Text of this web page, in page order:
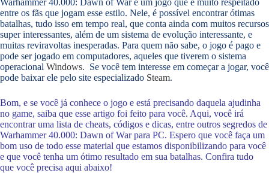
entre os fãs que jogam esse estilo. Nele, é possível encontrar ótimas
batalhas, tudo isso em tempo real, que conta ainda com muitos recursos
super interessantes, além de um sistema de evolução interessante, e
muitas reviravoltas inesperadas. Para quem não sabe, o jogo é pago e
pode ser jogado em computadores, aqueles que tiverem o sistema
operacional Windows. Se você tem interesse em começar a jogar, você
pode baixar ele pelo site especializado Steam.
Bom, e se você já conhece o jogo e está precisando daquela ajudinha
no game, saiba que esse artigo foi feito para você. Aqui, você irá
encontrar uma lista de cheats, códigos e dicas, entre outros segredos de
Warhammer 40.000: Dawn of Warpara PC. Espero que você faça um
bom uso de todo esse material que estamos disponibilizando para você
e que você tenha um ótimo resultado em sua batalhas. Confira tudo
que você precisa aqui abaixo!